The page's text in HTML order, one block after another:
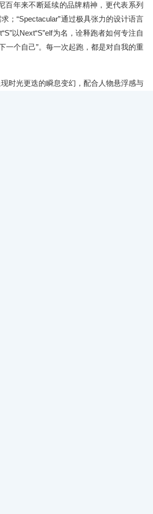
百年来不断延续的品牌精神，更代表系列
；“Spectacular”通过极具张力的设计语言
以Next“S”elf为名，诠释跑者如何专注自
一个自己”。每一次起跑，都是对自我的重
时光更迭的瞬息变幻，配合人物悬浮感与